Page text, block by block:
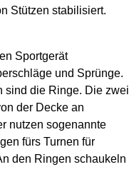
Stützen stabilisiert.
Sportgerät
und Sprünge.
sind die Ringe. Die zwei
der Decke an
nutzen sogenannte
fürs Turnen für
den Ringen schaukeln